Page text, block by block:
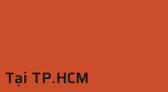
TP.HCM